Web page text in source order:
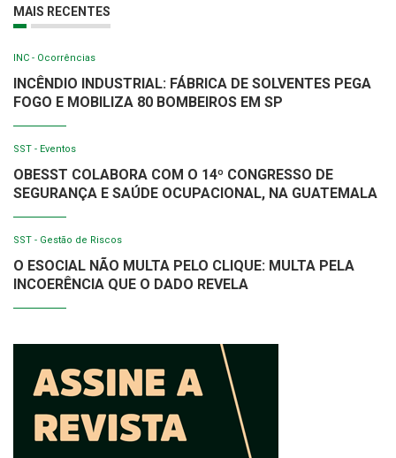
MAIS RECENTES
INC - Ocorrências
INCÊNDIO INDUSTRIAL: FÁBRICA DE SOLVENTES PEGA
FOGO E MOBILIZA 80 BOMBEIROS EM SP
SST - Eventos
OBESST COLABORA COM O 14º CONGRESSO DE
SEGURANÇA E SAÚDE OCUPACIONAL, NA GUATEMALA
SST - Gestão de Riscos
O ESOCIAL NÃO MULTA PELO CLIQUE: MULTA PELA
INCOERÊNCIA QUE O DADO REVELA